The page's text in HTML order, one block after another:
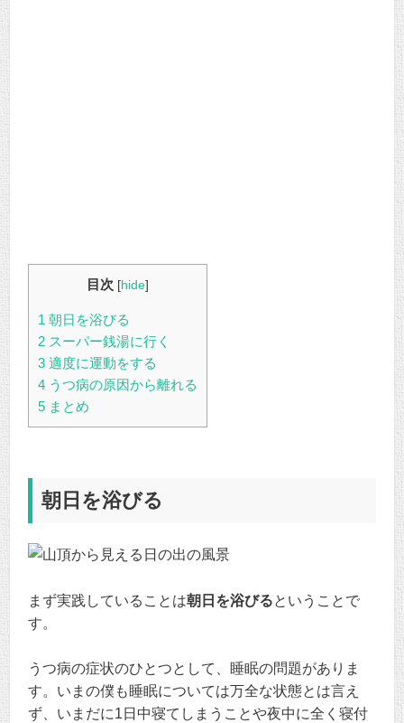
目次 [hide]
1 朝日を浴びる
2 スーパー銭湯に行く
3 適度に運動をする
4 うつ病の原因から離れる
5 まとめ
朝日を浴びる
まず実践していることは朝日を浴びるということで
す。
うつ病の症状のひとつとして、睡眠の問題がありま
す。いまの僕も睡眠については万全な状態とは言え
ず、いまだに1日中寝てしまうことや夜中に全く寝付